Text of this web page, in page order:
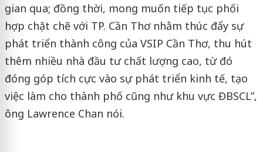
gian qua; đồng thời, mong muốn tiếp tục phối
hợp chặt chẽ với TP. Cần Thơ nhằm thúc đẩy sự
phát triển thành công của VSIP Cần Thơ, thu hút
thêm nhiều nhà đầu tư chất lượng cao, từ đó
đóng góp tích cực vào sự phát triển kinh tế, tạo
việc làm cho thành phố cũng như khu vực ĐBSCL”,
ông Lawrence Chan nói.